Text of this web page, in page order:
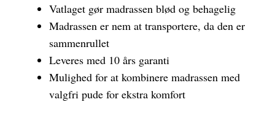
Vatlaget gør madrassen blød og behagelig
Madrassen er nem at transportere, da den er
sammenrullet
Leveres med 10 års garanti
Mulighed for at kombinere madrassen med
valgfri pude for ekstra komfort